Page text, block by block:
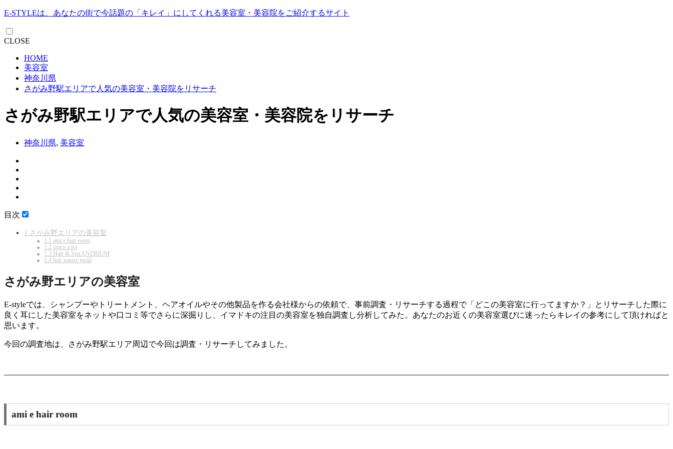
E-STYLEは、あなたの街で今話題の「キレイ」にしてくれる美容室・美容院をご紹介するサイト
CLOSE
HOME
美容室
神奈川県
さがみ野駅エリアで人気の美容室・美容院をリサーチ
さがみ野駅エリアで人気の美容室・美容院をリサーチ
神奈川県, 美容室
目次
1 さがみ野エリアの美容室
1.1 ami e hair room
1.2 grace a toi
1.3 Hair & Spa ANZRIUM
1.4 hair nature mold
さがみ野エリアの美容室
E-styleでは、シャンプーやトリートメント、ヘアオイルやその他製品を作る会社様からの依頼で、事前調査・リサーチする過程で「どこの美容室に行ってますか？」とリサーチした際に
良く耳にした美容室をネットや口コミ等でさらに深掘りし、イマドキの注目の美容室を独自調査し分析してみた。あなたのお近くの美容室選びに迷ったらキレイの参考にして頂ければと
思います。
今回の調査地は、さがみ野駅エリア周辺で今回は調査・リサーチしてみました。
ami e hair room